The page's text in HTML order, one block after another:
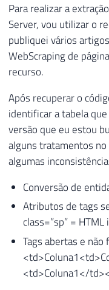
Para realizar a
Server, vou utilizar o
publiquei vários
WebScraping de
recurso.
Após recuperar o
identificar a tabela
versão que eu estou
alguns tratamentos
algumas
Conversão de
Atributos de tags
class=”sp” = HTML
Tags abertas e não
<td>Coluna1</